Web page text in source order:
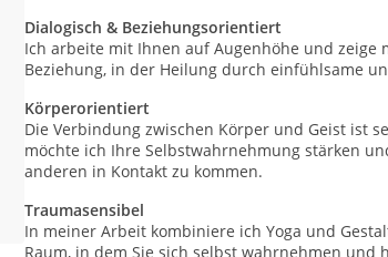
Dialogisch & Beziehungsorientiert
Ich arbeite mit Ihnen auf Augenhöhe und
Beziehung, in der Heilung durch einfühlsame
Körperorientiert
Die Verbindung zwischen Körper und Geist ist
möchte ich Ihre Selbstwahrnehmung stärken
anderen in Kontakt zu kommen.
Traumasensibel
In meiner Arbeit kombiniere ich Yoga und
Raum, in dem Sie sich selbst wahrnehmen